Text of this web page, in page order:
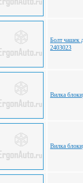
Болт чашек
2403023
Вилка
Вилка